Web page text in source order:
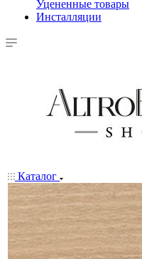
Уцененные товары
Инсталляции
Каталог